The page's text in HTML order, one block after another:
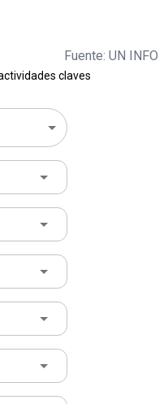
Fuente: UN INFO
claves